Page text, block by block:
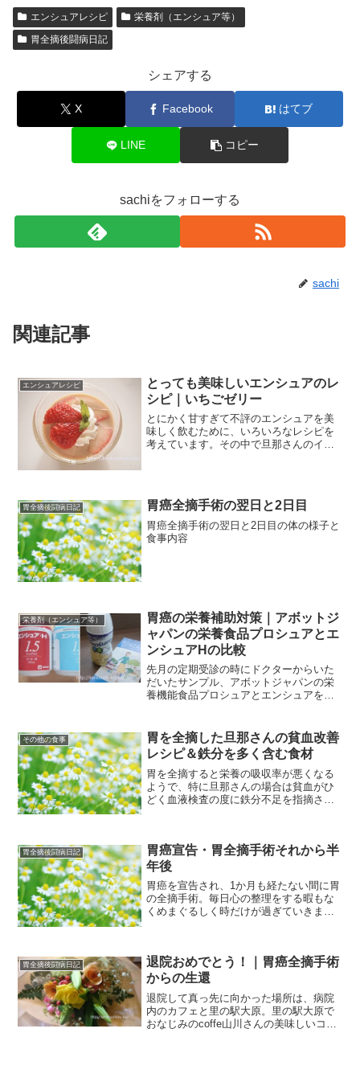
エンシュアレシピ
栄養剤（エンシュア等）
胃全摘後闘病日記
シェアする
X Facebook はてブ
LINE コピー
sachiをフォローする
sachi
関連記事
エンシュアレシピ
とっても美味しいエンシュアのレ
シピ｜いちごゼリー
とにかく甘すぎて不評のエンシュアを美
味しく飲むために、いろいろなレシピを
考えています。その中で旦那さんのイチ
胃全摘後闘病日記 胃癌全摘手術の翌日と2日目
胃癌全摘手術の翌日と2日目の体の様子と
食事内容
栄養剤（エンシュア等）
胃癌の栄養補助対策｜アボットジ
ャパンの栄養食品プロシュアとエ
ンシュアHの比較
先月の定期受診の時にドクターからいた
だいたサンプル、アボットジャパンの栄
養機能食品プロシュアとエンシュアを比
かな？
その他の食事
胃を全摘した旦那さんの貧血改善
レシピ＆鉄分を多く含む食材
胃を全摘すると栄養の吸収率が悪くなる
ようで、特に旦那さんの場合は貧血がひ
どく血液検査の度に鉄分不足を指摘され
ます。その中で旦那さんが気に入ってい
る代表的なレシピをご紹介します。
胃全摘後闘病日記
胃癌宣告・胃全摘手術それから半
年後
胃癌を宣告され、1か月も経たない間に胃
の全摘手術。毎日心の整理をする暇もな
くめまぐるしく時だけが過ぎていきまし
してしまった私達家族の心。一番辛いの
は旦那さんですが、これからのことを考
えるだけで眠れる夜を過ごしてきまし
た。
胃全摘後闘病日記
退院おめでとう！｜胃癌全摘手術
からの生還
退院して真っ先に向かった場所は、病院
内のカフェと里の駅大原。里の駅大原で
おなじみのcoffe山川さんの美味しいコー